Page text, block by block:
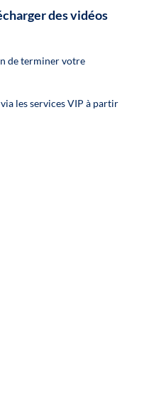
des vidéos
de terminer votre
les services VIP à partir